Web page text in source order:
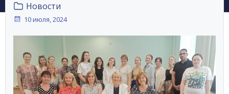
Новости
10 июля, 2024